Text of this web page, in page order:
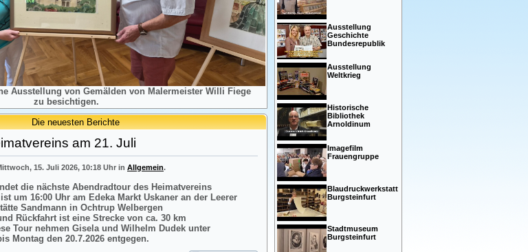
Ausstellung von Gemälden von Malermeister Willi Fiege
zu besichtigen.
Die neuesten Berichte
am 21. Juli
15. Juli 2026, 10:18 Uhr in Allgemein.
die nächste Abendradtour des Heimatvereins
um 16:00 Uhr am Edeka Markt Uskaner an der Leerer
Sandmann in Ochtrup Welbergen
Rückfahrt ist eine Strecke von ca. 30 km
Tour nehmen Gisela und Wilhelm Dudek unter
Montag den 20.7.2026 entgegen.
Ausstellung
Geschichte
Bundesrepublik
Ausstellung
Weltkrieg
Historische
Bibliothek
Arnoldinum
Imagefilm
Frauengruppe
Blaudruckwerkstatt
Burgsteinfurt
Stadtmuseum
Burgsteinfurt